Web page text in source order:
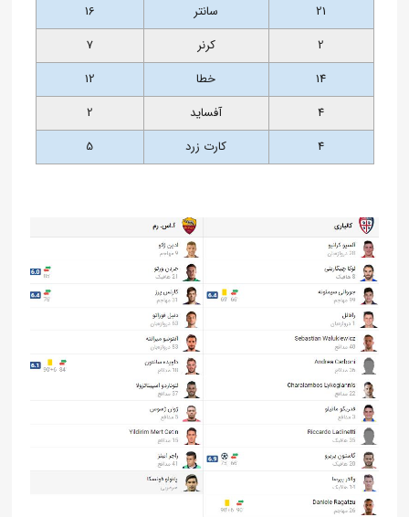
21
سانتر
16
2
کرنر
7
14
خطا
12
4
آفساید
2
4
کارت زرد 5